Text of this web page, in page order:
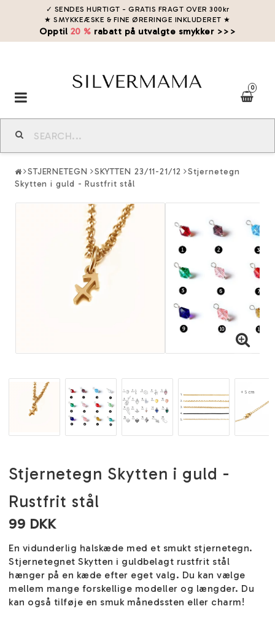
✓ SENDES HURTIGT - GRATIS FRAGT OVER 300kr
★ SMYKKEÆSKE & FINE ØRERINGE INKLUDERET ★
Opptil 20 % rabatt på utvalgte smykker >>>
0
Toggle
navigation
STJERNETEGN SKYTTEN 23/11-21/12
Stjernetegn
Skytten i guld - Rustfrit stål
Stjernetegn Skytten i guld -
Rustfrit stål
99 DKK
En vidunderlig halskæde med et smukt stjernetegn.
Stjernetegnet Skytten i guldbelagt rustfrit stål
hænger på en kæde efter eget valg. Du kan vælge
mellem mange forskellige modeller og længder. Du
kan også tilføje en smuk månedssten eller charm!